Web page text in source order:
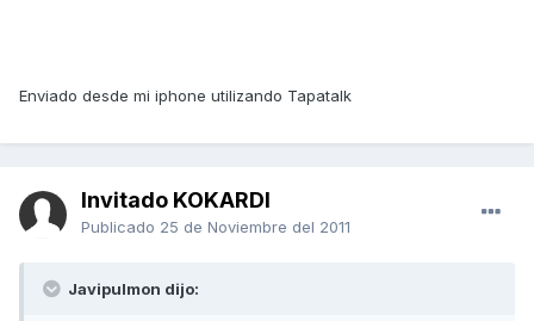
Enviado desde mi iphone utilizando Tapatalk
Invitado KOKARDI
Publicado 25 de Noviembre del 2011
Javipulmon dijo: